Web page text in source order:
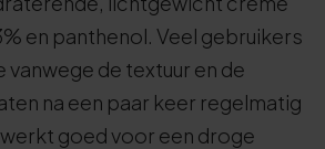
en panthenol. Veel gebruikers
vanwege de textuur en de
na een paar keer regelmatig
goed voor een droge